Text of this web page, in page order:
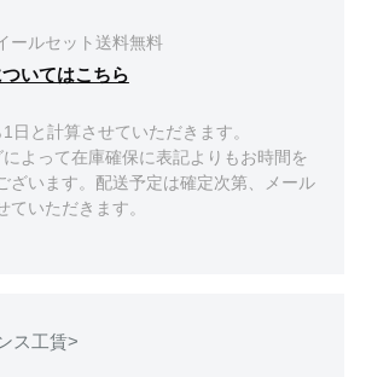
ールセット送料無料
いてはこちら
日と計算させていただきます。
よって在庫確保に表記よりもお時間を
ざいます。配送予定は確定次第、メール
ていただきます。
ス工賃>